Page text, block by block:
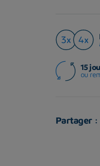
15
ou
Partager :